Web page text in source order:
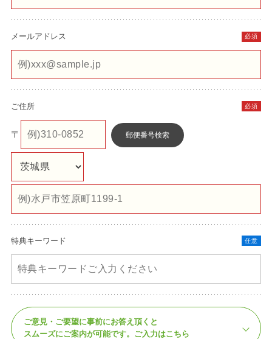
メールアドレス 必須
ご住所 必須
〒 郵便番号検索
特典キーワード 任意
ご意見・ご要望に事前にお答え頂くと
スムーズにご案内が可能です。 ご入力はこちら